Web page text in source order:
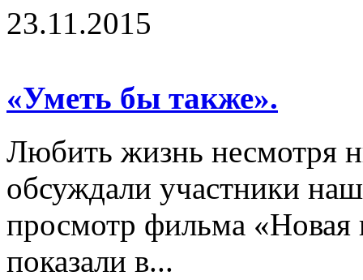
23.11.2015
«Уметь бы также».
Любить жизнь несмотря
обсуждали участники
просмотр фильма «Новая
показали в...